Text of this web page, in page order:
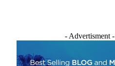
- Advertisment -